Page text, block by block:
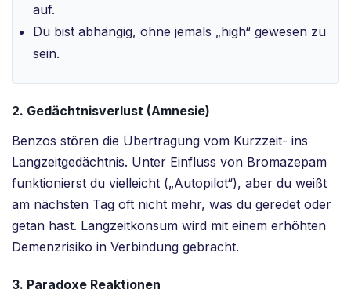
auf.
Du bist abhängig, ohne jemals „high“ gewesen zu
sein.
2. Gedächtnisverlust (Amnesie)
Benzos stören die Übertragung vom Kurzzeit- ins
Langzeitgedächtnis. Unter Einfluss von Bromazepam
funktionierst du vielleicht („Autopilot“), aber du weißt
am nächsten Tag oft nicht mehr, was du geredet oder
getan hast. Langzeitkonsum wird mit einem erhöhten
Demenzrisiko in Verbindung gebracht.
3. Paradoxe Reaktionen